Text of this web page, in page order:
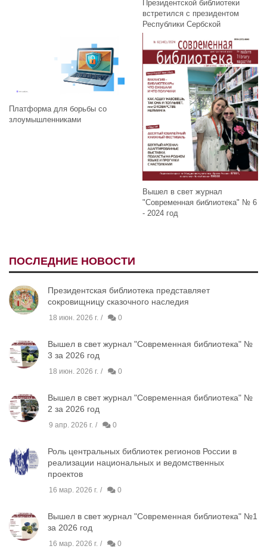
Президентской библиотеки
встретился с президентом
Республики Сербской
Платформа для борьбы со
злоумышленниками
Вышел в свет журнал
"Современная библиотека" № 6
- 2024 год
ПОСЛЕДНИЕ НОВОСТИ
Президентская библиотека представляет
сокровищницу сказочного наследия
18 июн. 2026 г. 0
Вышел в свет журнал "Современная библиотека" №
3 за 2026 год
18 июн. 2026 г. 0
Вышел в свет журнал "Современная библиотека" №
2 за 2026 год
9 апр. 2026 г. 0
Роль центральных библиотек регионов России в
реализации национальных и ведомственных
проектов
16 мар. 2026 г. 0
Вышел в свет журнал "Современная библиотека" №1
за 2026 год
16 мар. 2026 г. 0